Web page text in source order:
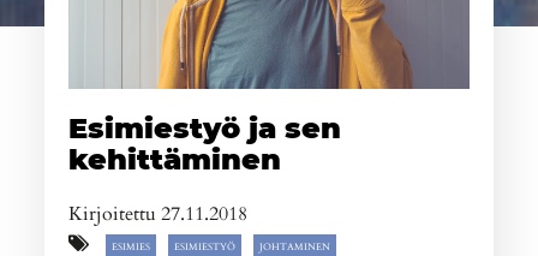
Esimiestyö ja sen
kehittäminen
Kirjoitettu 27.11.2018
ESIMIES ESIMIESTYÖ JOHTAMINEN